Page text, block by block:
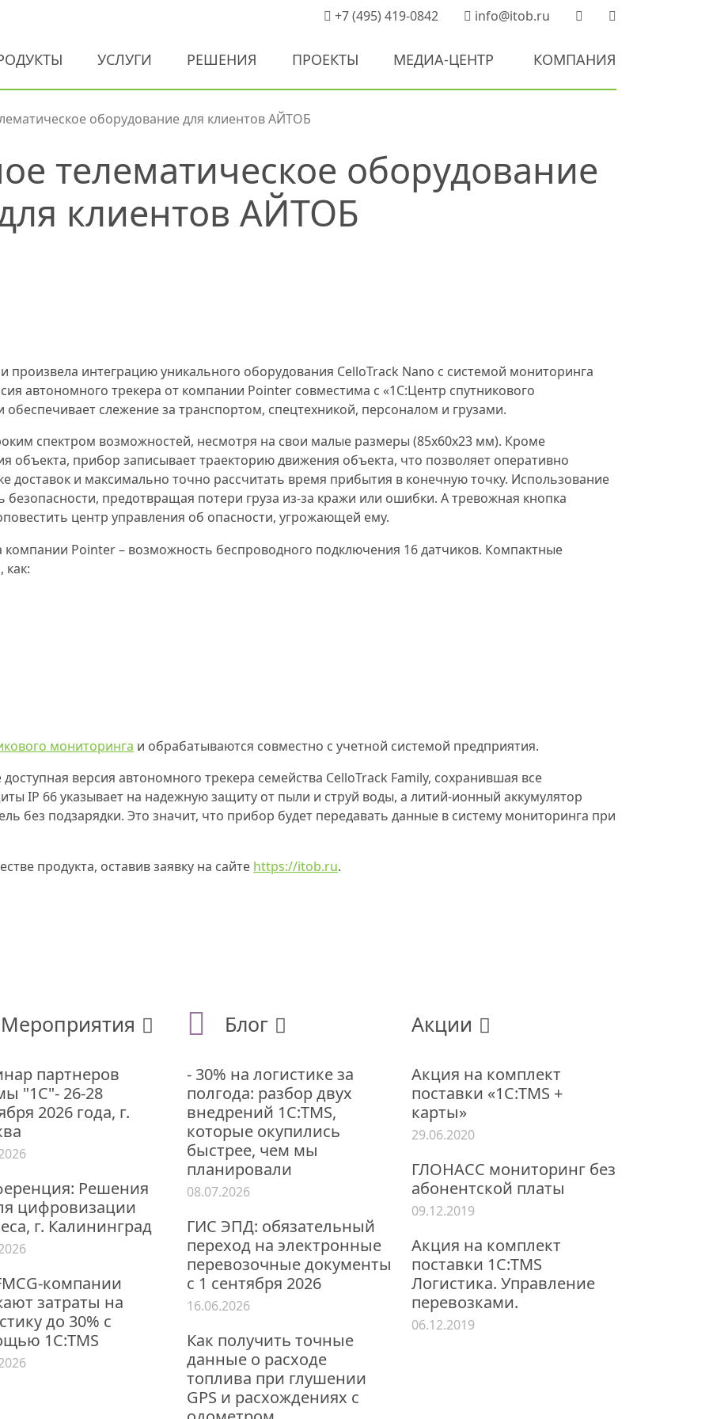
+7 (495) 419-0842 info@itob.ru
УСЛУГИ РЕШЕНИЯ ПРОЕКТЫ МЕДИА-ЦЕНТР КОМПАНИЯ
оборудование для клиентов АЙТОБ
телематическое оборудование
клиентов АЙТОБ
интеграцию уникального оборудования CelloTrack Nano с системой мониторинга
автономного трекера от компании Pointer совместима с «1С:Центр спутникового
слежение за транспортом, спецтехникой, персоналом и грузами.
спектром возможностей, несмотря на свои малые размеры (85x60x23 мм). Кроме
объекта, прибор записывает траекторию движения объекта, что позволяет оперативно
доставок и максимально точно рассчитать время прибытия в конечную точку. Использование
безопасности, предотвращая потери груза из-за кражи или ошибки. А тревожная кнопка
центр управления об опасности, угрожающей ему.
Pointer – возможность беспроводного подключения 16 датчиков. Компактные
как:
мониторинга и обрабатываются совместно с учетной системой предприятия.
версия автономного трекера семейства CelloTrack Family, сохранившая все
IP 66 указывает на надежную защиту от пыли и струй воды, а литий-ионный аккумулятор
без подзарядки. Это значит, что прибор будет передавать данные в систему мониторинга при
продукта, оставив заявку на сайте https://itob.ru.
Мероприятия
партнеров
"1С"- 26-28
2026 года, г.
Решения
цифровизации
г. Калининград
компании
затраты на
до 30% с
1С:TMS
Блог
- 30% на логистике за
полгода: разбор двух
внедрений 1С:TMS,
которые окупились
быстрее, чем мы
планировали
08.07.2026
ГИС ЭПД: обязательный
переход на электронные
перевозочные документы
с 1 сентября 2026
16.06.2026
Как получить точные
данные о расходе
топлива при глушении
GPS и расхождениях с
Акции
Акция на комплект
поставки «1С:TMS +
карты»
29.06.2020
ГЛОНАСС мониторинг без
абонентской платы
09.12.2019
Акция на комплект
поставки 1С:TMS
Логистика. Управление
перевозками.
06.12.2019